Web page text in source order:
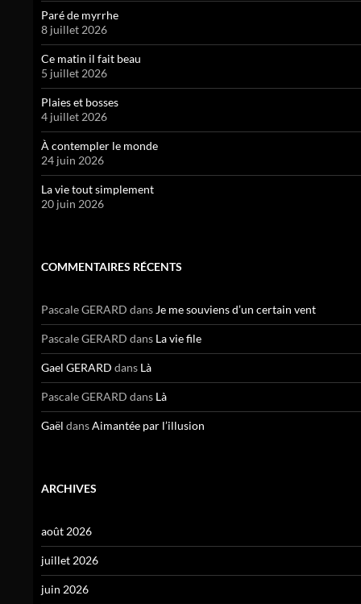
Paré de myrrhe
8 juillet 2026
Ce matin il fait beau
5 juillet 2026
Plaies et bosses
4 juillet 2026
À contempler le monde
24 juin 2026
La vie tout simplement
20 juin 2026
COMMENTAIRES RÉCENTS
Pascale GERARD dansJe me souviens d’un certain vent
Pascale GERARD dans La vie file
Gael GERARD dans Là
Pascale GERARD dans Là
Gaël dansAimantée par l’illusion
ARCHIVES
août 2026
juillet 2026
juin 2026